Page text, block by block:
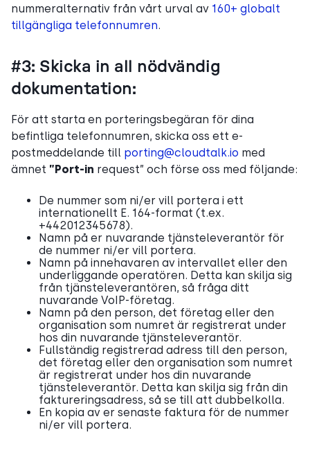
nummeralternativ från vårt urval av 160+ globalt
tillgängliga telefonnumren.
#3: Skicka in all nödvändig
dokumentation:
För att starta en porteringsbegäran för dina
befintliga telefonnumren, skicka oss ett e-
postmeddelande till porting@cloudtalk.io med
ämnet ”Port-in request” och förse oss med följande:
De nummer som ni/er vill portera i ett
internationellt E. 164-format (t.ex.
+442012345678).
Namn på er nuvarande tjänsteleverantör för
de nummer ni/er vill portera.
Namn på innehavaren av intervallet eller den
underliggande operatören. Detta kan skilja sig
från tjänsteleverantören, så fråga ditt
nuvarande VoIP-företag.
Namn på den person, det företag eller den
organisation som numret är registrerat under
hos din nuvarande tjänsteleverantör.
Fullständig registrerad adress till den person,
det företag eller den organisation som numret
är registrerat under hos din nuvarande
tjänsteleverantör. Detta kan skilja sig från din
faktureringsadress, så se till att dubbelkolla.
En kopia av er senaste faktura för de nummer
ni/er vill portera.